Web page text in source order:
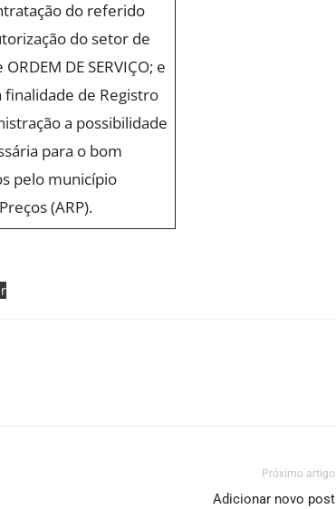
do referido
do setor de
DE SERVIÇO; e
finalidade de Registro
a possibilidade
para o bom
pelo município
(ARP).
Próximo artigo
Adicionar novo post